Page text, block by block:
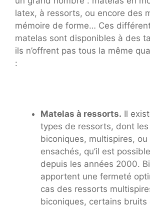
latex, à ressorts, ou encore des
mémoire de forme… Ces
matelas sont disponibles à des
ils n’offrent pas tous la même
:
Matelas à ressorts. Il
types de ressorts, dont
biconiques, multispires,
ensachés, qu’il est
depuis les années 2000.
apportent une fermeté
cas des ressorts
biconiques, certains bruits